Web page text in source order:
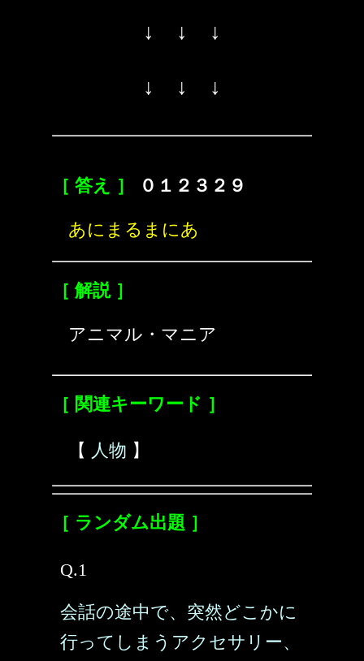
↓ ↓ ↓
↓ ↓ ↓
［ 答え ］ ０１２３２９
あにまるまにあ
［ 解説 ］
アニマル・マニア
［ 関連キーワード ］
【 人物 】
［ ランダム出題 ］
Q.1
会話の途中で、突然どこかに
行ってしまうアクセサリー、